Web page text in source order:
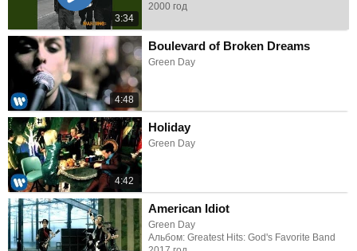
3:34
2000 год
4:48
Boulevard of Broken Dreams
Green Day
4:42
Holiday
Green Day
American Idiot
Green Day
Альбом: Greatest Hits: God's Favorite Band